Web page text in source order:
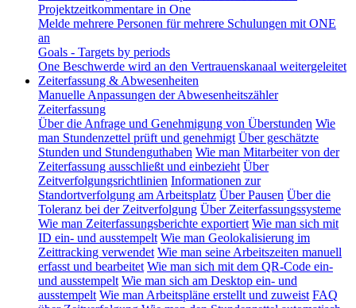
Projektzeitkommentare in One
Melde mehrere Personen für mehrere Schulungen mit ONE
an
Goals - Targets by periods
One Beschwerde wird an den Vertrauenskanaal weitergeleitet
Zeiterfassung & Abwesenheiten
Manuelle Anpassungen der Abwesenheitszähler
Zeiterfassung
Über die Anfrage und Genehmigung von Überstunden Wie
man Stundenzettel prüft und genehmigt Über geschätzte
Stunden und Stundenguthaben Wie man Mitarbeiter von der
Zeiterfassung ausschließt und einbezieht Über
Zeitverfolgungsrichtlinien Informationen zur
Standortverfolgung am Arbeitsplatz Über Pausen Über die
Toleranz bei der Zeitverfolgung Über Zeiterfassungssysteme
Wie man Zeiterfassungsberichte exportiert Wie man sich mit
ID ein- und ausstempelt Wie man Geolokalisierung im
Zeittracking verwendet Wie man seine Arbeitszeiten manuell
erfasst und bearbeitet Wie man sich mit dem QR-Code ein-
und ausstempelt Wie man sich am Desktop ein- und
ausstempelt Wie man Arbeitspläne erstellt und zuweist FAQ